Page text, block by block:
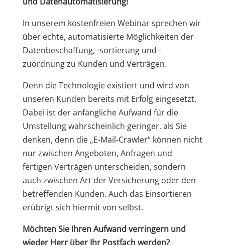
In unserem kostenfreien Webinar sprechen wir
über echte, automatisierte Möglichkeiten der
Datenbeschaffung, -sortierung und -
zuordnung zu Kunden und Verträgen.
Denn die Technologie existiert und wird von
unseren Kunden bereits mit Erfolg eingesetzt.
Dabei ist der anfängliche Aufwand für die
Umstellung wahrscheinlich geringer, als Sie
denken, denn die „E-Mail-Crawler“ können nicht
nur zwischen Angeboten, Anfragen und
fertigen Verträgen unterscheiden, sondern
auch zwischen Art der Versicherung oder den
betreffenden Kunden. Auch das Einsortieren
erübrigt sich hiermit von selbst.
Möchten Sie Ihren Aufwand verringern und
wieder Herr über Ihr Postfach werden?